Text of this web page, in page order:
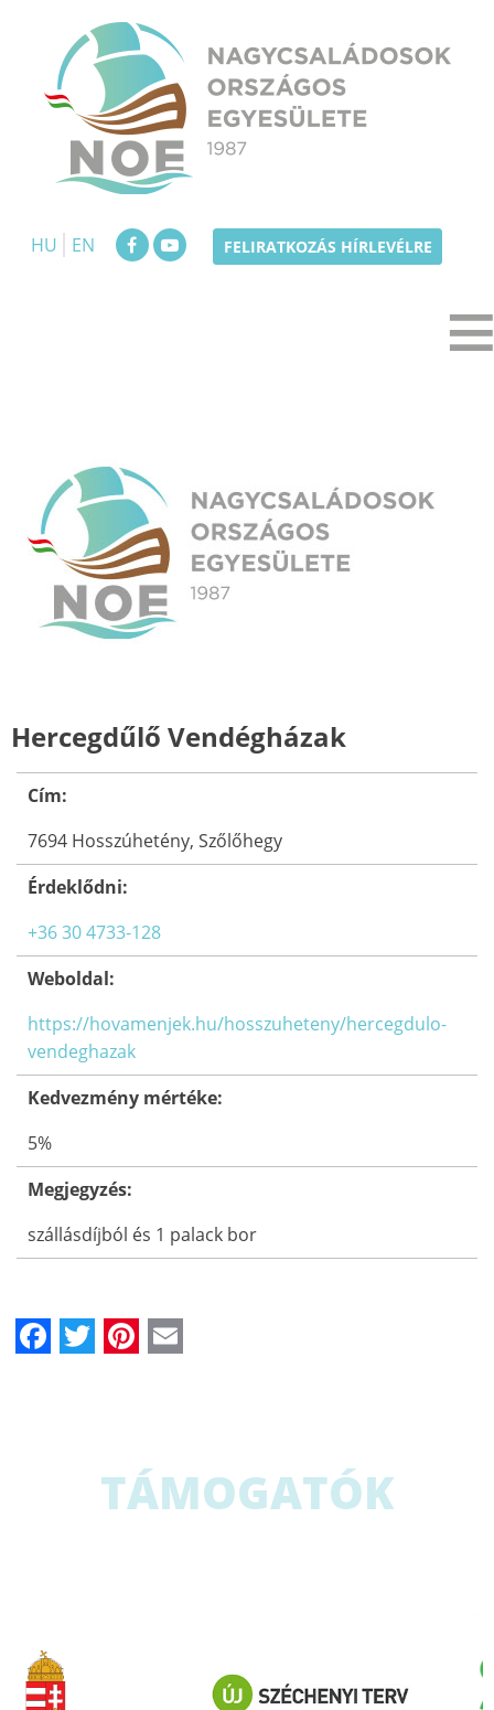
content
HU
EN FELIRATKOZÁS HÍRLEVÉLRE
Hercegdűlő Vendégházak
Cím:
7694 Hosszúhetény, Szőlőhegy
Érdeklődni:
+36 30 4733-128
Weboldal:
https://hovamenjek.hu/hosszuheteny/hercegdulo-
vendeghazak
Kedvezmény mértéke:
5%
Megjegyzés:
szállásdíjból és 1 palack bor
Facebook
TwitterPinterest
TÁMOGATÓK